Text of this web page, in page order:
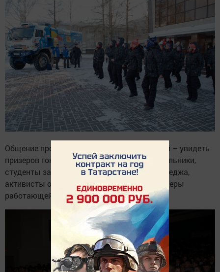
Общение проходило при полном зале гостей – увидеть
призеров гонки «Париж-Дакар» пришли школьники,
студенты заинского политехнического колледжа,
активисты общественных организаций, лидеры
работающей молодежи.